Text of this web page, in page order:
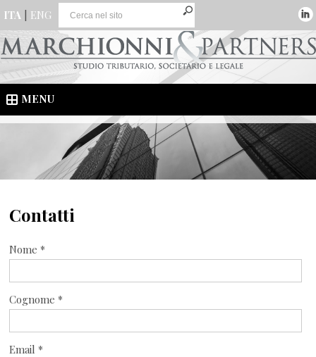
ITA ENG
MENU
Contatti
Nome *
Cognome *
Email *